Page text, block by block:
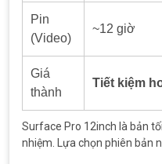
Pin
(Video)
~12 giờ
Giá
thành
Tiết kiệm
Surface Pro 12inch là bản
nhiệm. Lựa chọn phiên bản